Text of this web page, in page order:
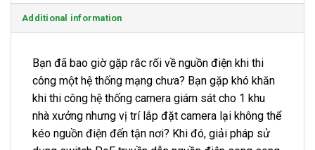
Additional information
Bạn đã bao giờ gặp rắc rối về nguồn điện khi thi
công một hệ thống mạng chưa? Bạn gặp khó khăn
khi thi công hệ thống camera giám sát cho 1 khu
nhà xưởng nhưng vị trí lắp đặt camera lại không thể
kéo nguồn điện đến tận nơi? Khi đó, giải pháp sử